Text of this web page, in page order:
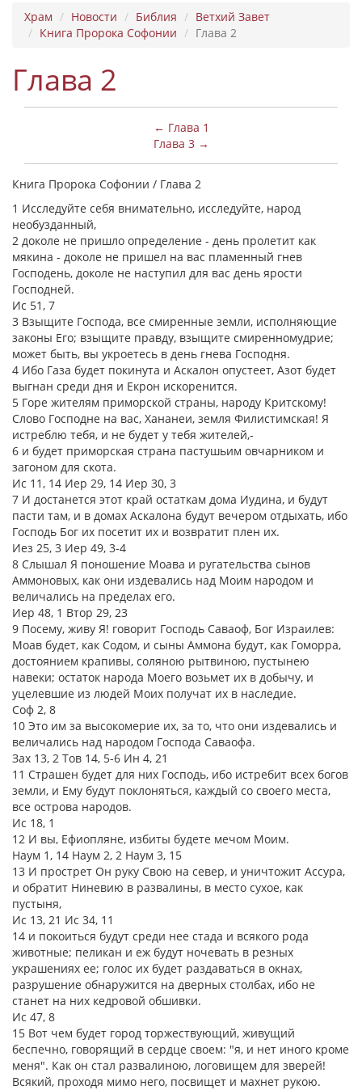
Храм Новости Библия
Ветхий Завет
Книга Пророка Софонии
Глава 2
Глава 2
← Глава 1
Глава 3 →
Книга Пророка Софонии / Глава 2
1 Исследуйте себя внимательно, исследуйте, народ
необузданный,
2 доколе не пришло определение - день пролетит как
мякина - доколе не пришел на вас пламенный гнев
Господень, доколе не наступил для вас день ярости
Господней.
Ис 51, 7
3 Взыщите Господа, все смиренные земли, исполняющие
законы Его; взыщите правду, взыщите смиренномудрие;
может быть, вы укроетесь в день гнева Господня.
4 Ибо Газа будет покинута и Аскалон опустеет, Азот будет
выгнан среди дня и Екрон искоренится.
5 Горе жителям приморской страны, народу Критскому!
Слово Господне на вас, Хананеи, земля Филистимская! Я
истреблю тебя, и не будет у тебя жителей,-
6 и будет приморская страна пастушьим овчарником и
загоном для скота.
Ис 11, 14 Иер 29, 14 Иер 30, 3
7 И достанется этот край остаткам дома Иудина, и будут
пасти там, и в домах Аскалона будут вечером отдыхать, ибо
Господь Бог их посетит их и возвратит плен их.
Иез 25, 3 Иер 49, 3-4
8 Слышал Я поношение Моава и ругательства сынов
Аммоновых, как они издевались над Моим народом и
величались на пределах его.
Иер 48, 1 Втор 29, 23
9 Посему, живу Я! говорит Господь Саваоф, Бог Израилев:
Моав будет, как Содом, и сыны Аммона будут, как Гоморра,
достоянием крапивы, соляною рытвиною, пустынею
навеки; остаток народа Моего возьмет их в добычу, и
уцелевшие из людей Моих получат их в наследие.
Соф 2, 8
10 Это им за высокомерие их, за то, что они издевались и
величались над народом Господа Саваофа.
Зах 13, 2 Тов 14, 5-6 Ин 4, 21
11 Страшен будет для них Господь, ибо истребит всех богов
земли, и Ему будут поклоняться, каждый со своего места,
все острова народов.
Ис 18, 1
12 И вы, Ефиопляне, избиты будете мечом Моим.
Наум 1, 14 Наум 2, 2 Наум 3, 15
13 И прострет Он руку Свою на север, и уничтожит Ассура,
и обратит Ниневию в развалины, в место сухое, как
пустыня,
Ис 13, 21 Ис 34, 11
14 и покоиться будут среди нее стада и всякого рода
животные; пеликан и еж будут ночевать в резных
украшениях ее; голос их будет раздаваться в окнах,
разрушение обнаружится на дверных столбах, ибо не
станет на них кедровой обшивки.
Ис 47, 8
15 Вот чем будет город торжествующий, живущий
беспечно, говорящий в сердце своем: "я, и нет иного кроме
меня". Как он стал развалиною, логовищем для зверей!
Всякий, проходя мимо него, посвищет и махнет рукою.